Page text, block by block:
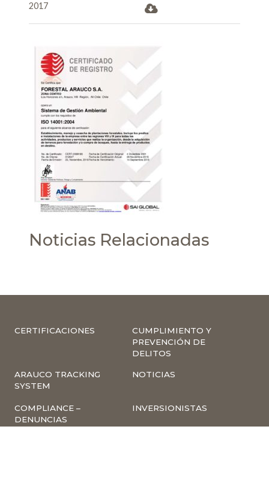
2017
Noticias Relacionadas
CERTIFICACIONES
CUMPLIMIENTO Y
PREVENCIÓN DE
DELITOS
ARAUCO TRACKING
SYSTEM
NOTICIAS
COMPLIANCE –
DENUNCIAS
INVERSIONISTAS